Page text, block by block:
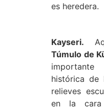
es heredera.
Kayseri.
Túmulo de
histórica de
relieves
en la